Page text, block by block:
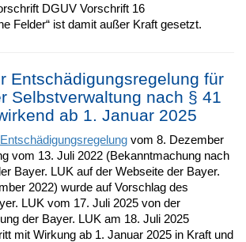
DGUV Vorschrift 16
Felder“ ist damit außer Kraft gesetzt.
Entschädigungsregelung für
Selbstverwaltung nach § 41
ab 1. Januar 2025
vom 8. Dezember
vom 13. Juli 2022 (Bekanntmachung nach
Bayer. LUK auf der Webseite der Bayer.
2022) wurde auf Vorschlag des
LUK vom 17. Juli 2025 von der
der Bayer. LUK am 18. Juli 2025
mit Wirkung ab 1. Januar 2025 in Kraft und